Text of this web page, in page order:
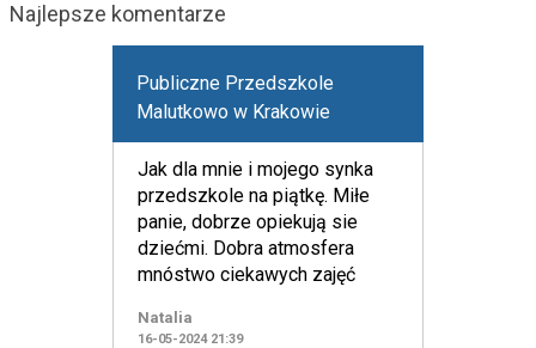
Najlepsze komentarze
Publiczne Przedszkole
Malutkowo w Krakowie
Jak dla mnie i mojego synka
przedszkole na piątkę. Miłe
panie, dobrze opiekują sie
dziećmi. Dobra atmosfera
mnóstwo ciekawych zajęć
Natalia
16-05-2024 21:39